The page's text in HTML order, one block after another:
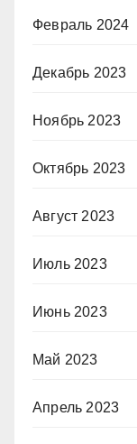
Февраль 2024
Декабрь 2023
Ноябрь 2023
Октябрь 2023
Август 2023
Июль 2023
Июнь 2023
Май 2023
Апрель 2023